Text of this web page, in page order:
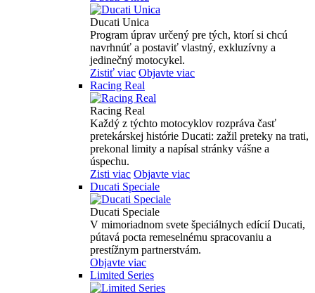
Ducati Unica
Program úprav určený pre tých, ktorí si chcú
navrhnúť a postaviť vlastný, exkluzívny a
jedinečný motocykel.
Zistiť viac Objavte viac
Racing Real
Racing Real
Každý z týchto motocyklov rozpráva časť
pretekárskej histórie Ducati: zažil preteky na trati,
prekonal limity a napísal stránky vášne a
úspechu.
Zisti viac Objavte viac
Ducati Speciale
Ducati Speciale
V mimoriadnom svete špeciálnych edícií Ducati,
pútavá pocta remeselnému spracovaniu a
prestížnym partnerstvám.
Objavte viac
Limited Series